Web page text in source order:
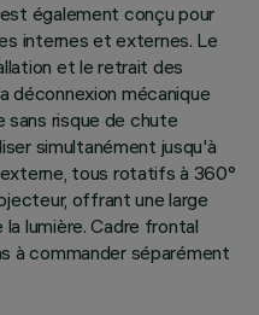
également conçu pour
internes et externes. Le
et le retrait des
déconnexion mécanique
risque de chute
simultanément jusqu'à
tous rotatifs à 360°
offrant une large
lumière. Cadre frontal
à commander séparément